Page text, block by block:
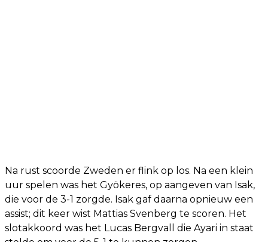
Na rust scoorde Zweden er flink op los. Na een klein
uur spelen was het Gyökeres, op aangeven van Isak,
die voor de 3-1 zorgde. Isak gaf daarna opnieuw een
assist; dit keer wist Mattias Svenberg te scoren. Het
slotakkoord was het Lucas Bergvall die Ayari in staat